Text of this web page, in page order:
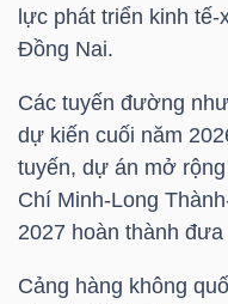
lực phát triển kinh tế-
Đồng Nai.
Các tuyến đường
dự kiến cuối năm
tuyến, dự án mở
Chí Minh-Long
2027 hoàn thành
Cảng hàng không
NĂNG
LƯỢNG